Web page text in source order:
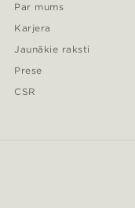
Par mums
Karjera
Jaunākie raksti
Prese
CSR